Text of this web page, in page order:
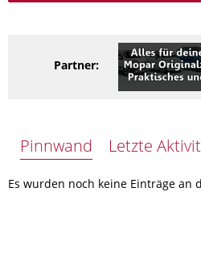
Partner:
Pinnwand Letzte
Es wurden noch keine Einträge an